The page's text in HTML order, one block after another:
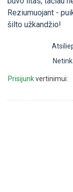
Reziumuojant -
šilto užkandžio!
Prisijunkvertinimui: